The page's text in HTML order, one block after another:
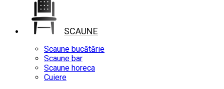
SCAUNE
Scaune bucătărie
Scaune bar
Scaune horeca
Cuiere